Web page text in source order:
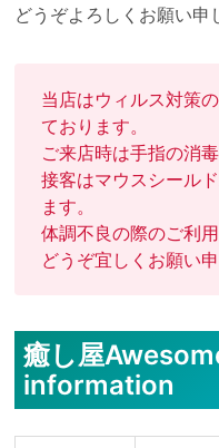
当店はウィルス対策
ております。
ご来店時は手指の消
接客はマウスシール
ます。
体調不良の際のご利
どうぞ宜しくお願い申
癒し屋
information